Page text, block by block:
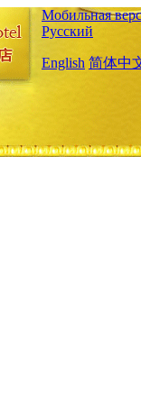
Мобильная
Русский
English 简体中